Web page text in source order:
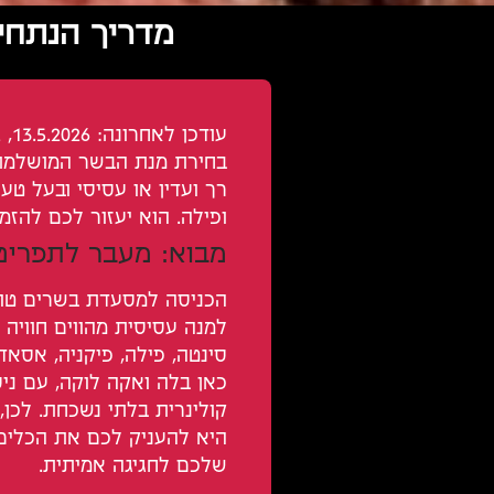
מדריך
עודכן לאחרונה: 13.5.2026, 10:12:32
בחירת מנת הבשר
רך ועדין או עסיסי ובעל
ופילה. הוא יעזור לכם
מבוא: מעבר
הכניסה למסעדת בשרים
למנה עסיסית מהווים
סינטה, פילה, פיקניה,
כאן בלה ואקה לוקה, עם
קולינרית בלתי נשכחת.
היא להעניק לכם את
שלכם לחגיגה אמיתית.